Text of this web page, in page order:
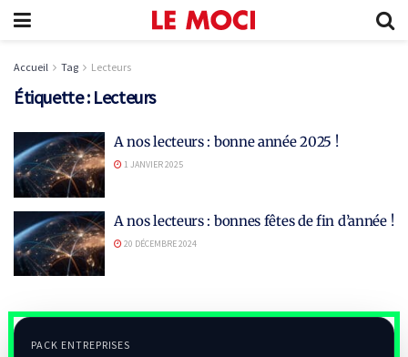
Accueil Tag Lecteurs
Étiquette : Lecteurs
A nos lecteurs : bonne année 2025 !
1 JANVIER 2025
A nos lecteurs : bonnes fêtes de fin d’année !
20 DÉCEMBRE 2024
PACK ENTREPRISES